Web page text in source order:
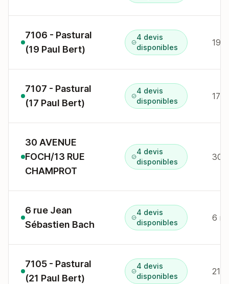
7106 - Pastural
(19 Paul Bert)
4 devis
disponibles
19
7107 - Pastural
(17 Paul Bert)
4 devis
disponibles
17
30 AVENUE
FOCH/13 RUE
CHAMPROT
4 devis
disponibles
30
6 rue Jean
Sébastien Bach
4 devis
disponibles
6 r
7105 - Pastural
(21 Paul Bert)
4 devis
disponibles
21